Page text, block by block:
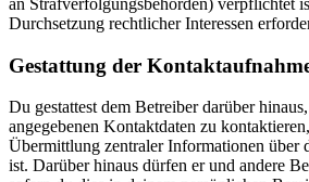
an Strafverfolgungsbehörden) verpflichtet
Durchsetzung rechtlicher Interessen
Gestattung der
Du gestattest dem Betreiber darüber
angegebenen Kontaktdaten zu
Übermittlung zentraler Informationen über
ist. Darüber hinaus dürfen er und andere